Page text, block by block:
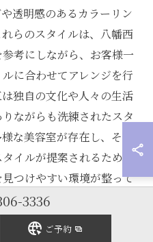
透明感のあるカラーリン
らのスタイルは、八幡西
考にしながら、お客様一
に合わせてアレンジを行
独自の文化や人々の生活
ながらも洗練されたスタ
な美容室が存在し、それ
イルが提案されるため、
つけやすい環境が整って
ぶ際は、自分のスタイル
り入れることができるサ
3336
ご予約